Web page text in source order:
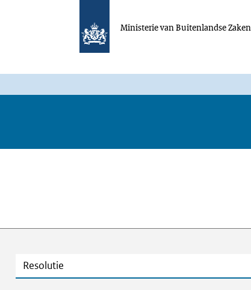
Ministerie van Buitenlandse Zaken
Trefwoord